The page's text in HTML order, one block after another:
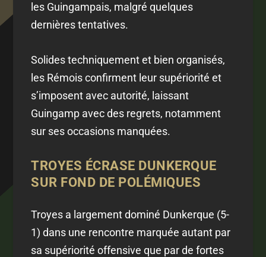
les Guingampais, malgré quelques
dernières tentatives.
Solides techniquement et bien organisés,
les Rémois confirment leur supériorité et
s’imposent avec autorité, laissant
Guingamp avec des regrets, notamment
sur ses occasions manquées.
TROYES ÉCRASE DUNKERQUE
SUR FOND DE POLÉMIQUES
Troyes a largement dominé Dunkerque (5-
1) dans une rencontre marquée autant par
sa supériorité offensive que par de fortes